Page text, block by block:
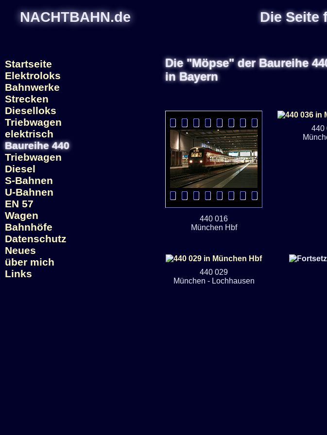
NACHTBAHN.de Die Seite
Startseite
Elektroloks
Bahnwerke
Strecken
Dieselloks
Triebwagen
elektrisch
Baureihe 440
Triebwagen
Diesel
S-Bahnen
U-Bahnen
EN 57
Wagen
Bahnhöfe
Datenschutz
Neues
über mich
Links
Die "Möpse" der Baureihe
in Bayern
440 016
München Hbf
440
440 029
München - Lochhausen